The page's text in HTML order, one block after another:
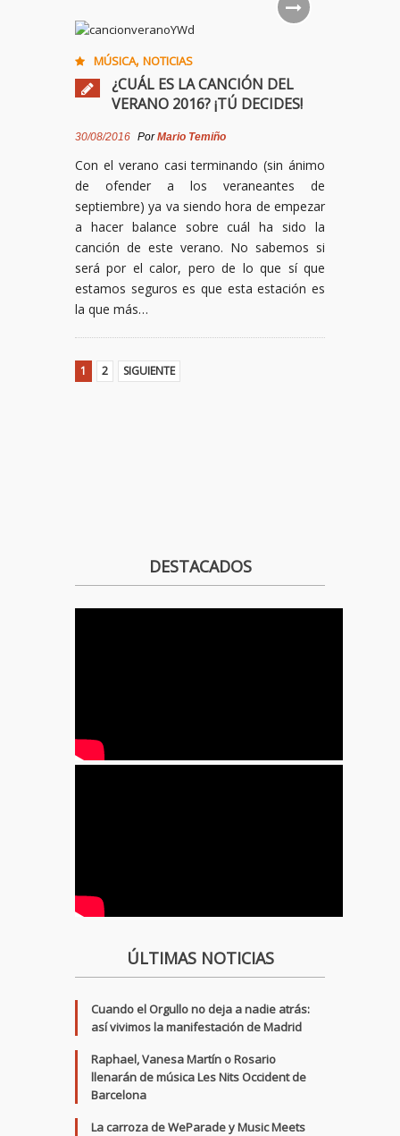
MÚSICA, NOTICIAS
¿CUÁL ES LA CANCIÓN DEL
VERANO 2016? ¡TÚ DECIDES!
30/08/2016 PorMario Temiño
Con el verano casi terminando (sin ánimo
de ofender a los veraneantes de
septiembre) ya va siendo hora de empezar
a hacer balance sobre cuál ha sido la
canción de este verano. No sabemos si
será por el calor, pero de lo que sí que
estamos seguros es que esta estación es
la que más…
1 2 SIGUIENTE
DESTACADOS
ÚLTIMAS NOTICIAS
Cuando el Orgullo no deja a nadie atrás:
así vivimos la manifestación de Madrid
Raphael, Vanesa Martín o Rosario
llenarán de música Les Nits Occident de
Barcelona
La carroza de WeParade y Music Meets